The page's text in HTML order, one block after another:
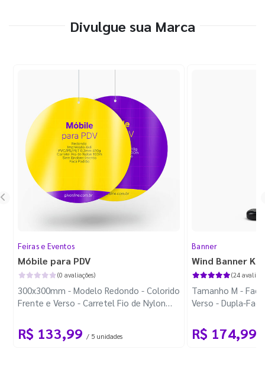
Divulgue sua Marca
Feiras e Eventos
Móbile para PDV
(0 avaliações)
300x300mm - Modelo Redondo - Colorido
Frente e Verso - Carretel Fio de Nylon
R$ 133,99 / 5 unidades
Banner
Wind Banner
(24
Tamanho M -
Verso - Dupla-
R$ 174,99